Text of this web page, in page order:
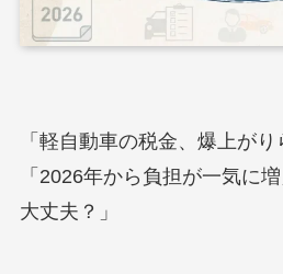
「軽自動車の税金、爆上が
「2026年から負担が一気に
大丈夫？」